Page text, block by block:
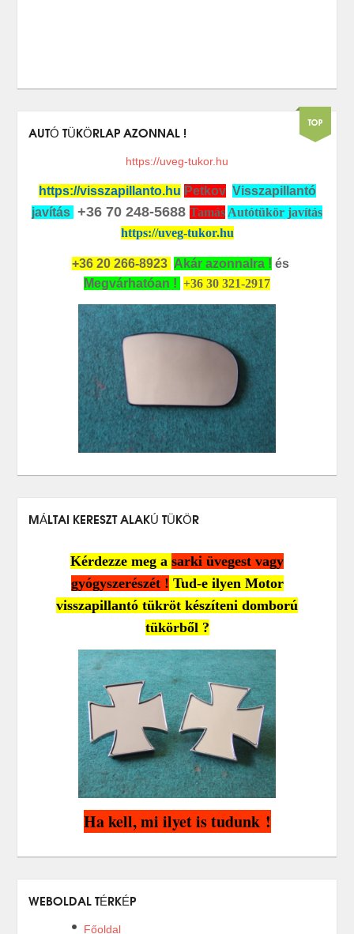
AUTÓ TÜKÖRLAP AZONNAL !
https://uveg-tukor.hu
https://visszapillanto.hu Petkov Visszapillantó
javítás +36 70 248-5688 Tamás Autótükör javítás
https://uveg-tukor.hu
+36 20 266-8923 Akár azonnalra ! és
Megvárhatóan ! +36 30 321-2917
MÁLTAI KERESZT ALAKÚ TÜKÖR
Kérdezze meg a sarki üvegest vagy
gyógyszerészét ! Tud-e ilyen Motor
visszapillantó tükröt készíteni domború
tükörből ?
Ha kell, mi ilyet is tudunk !
WEBOLDAL TÉRKÉP
Főoldal